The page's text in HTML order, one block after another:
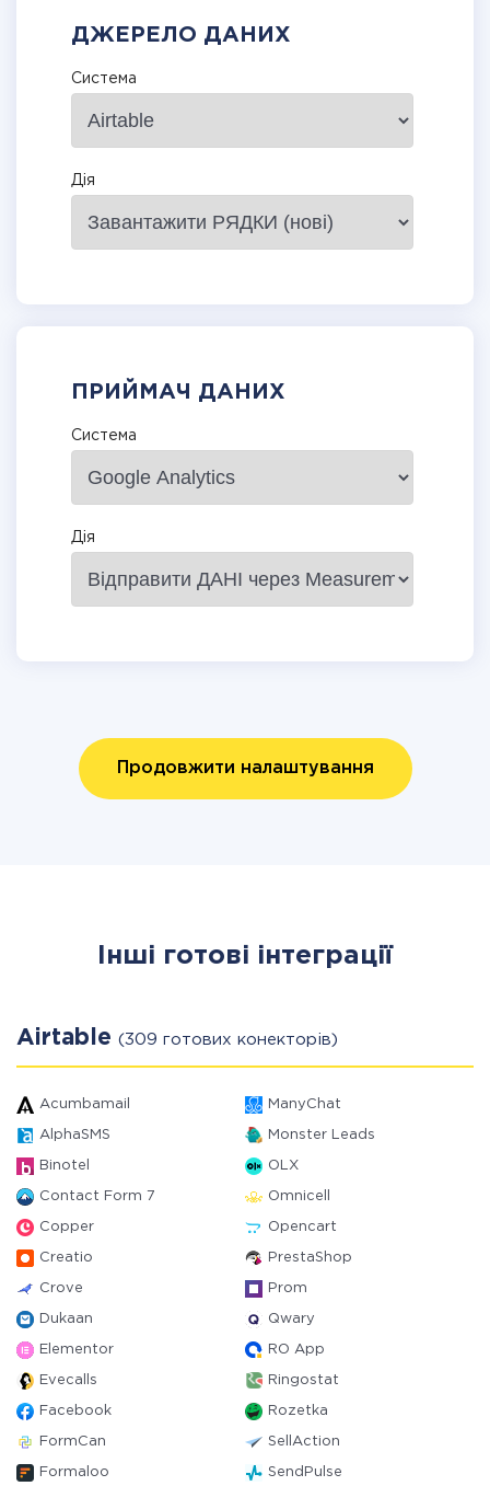
ДЖЕРЕЛО ДАНИХ
Система
Дія
ПРИЙМАЧ ДАНИХ
Система
Дія
Продовжити налаштування
Інші готові інтеграції
Airtable (309 готових конекторів)
Acumbamail ManyChat
AlphaSMS Monster Leads
Binotel OLX
Contact Form 7 Omnicell
Copper Opencart
Creatio PrestaShop
Crove Prom
Dukaan Qwary
Elementor RO App
Evecalls Ringostat
Facebook Rozetka
FormCan SellAction
Formaloo SendPulse